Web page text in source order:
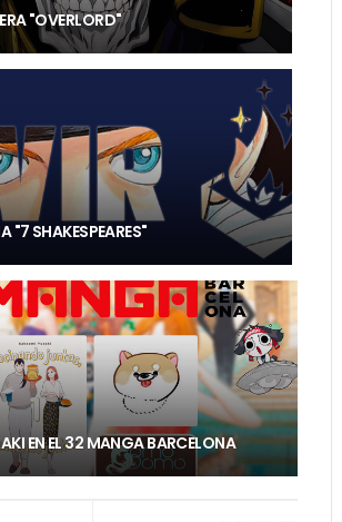
"OVERLORD"
"7 SHAKESPEARES"
EN EL 32 MANGA BARCELONA